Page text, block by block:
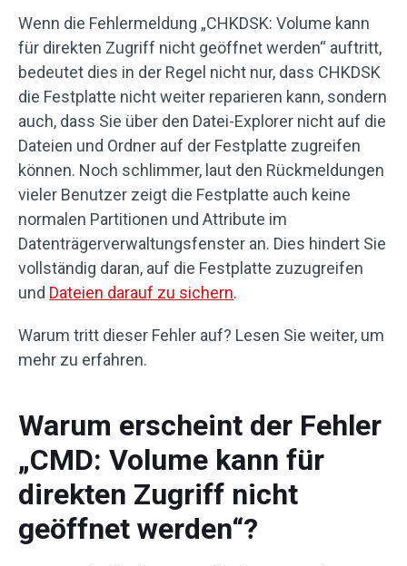
Wenn die Fehlermeldung „CHKDSK: Volume kann
für direkten Zugriff nicht geöffnet werden“ auftritt,
bedeutet dies in der Regel nicht nur, dass CHKDSK
die Festplatte nicht weiter reparieren kann, sondern
auch, dass Sie über den Datei-Explorer nicht auf die
Dateien und Ordner auf der Festplatte zugreifen
können. Noch schlimmer, laut den Rückmeldungen
vieler Benutzer zeigt die Festplatte auch keine
normalen Partitionen und Attribute im
Datenträgerverwaltungsfenster an. Dies hindert Sie
vollständig daran, auf die Festplatte zuzugreifen
und Dateien darauf zu sichern.
Warum tritt dieser Fehler auf? Lesen Sie weiter, um
mehr zu erfahren.
Warum erscheint der Fehler
„CMD: Volume kann für
direkten Zugriff nicht
geöffnet werden“?